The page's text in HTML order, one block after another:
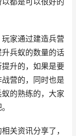
家通过建造兵营
兵蚁的数量的话
升的，如果是要
营的，同时也是
的熟练的，大家
关资讯分享了，